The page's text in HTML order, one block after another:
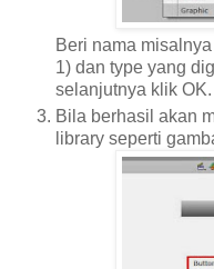
Beri nama
1) dan type yang
selanjutnya klik OK.
Bila berhasil akan
library seperti